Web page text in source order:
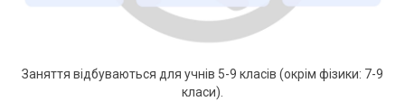
Заняття відбуваються для учнів 5-9 класів (окрім фізики: 7-9
класи).